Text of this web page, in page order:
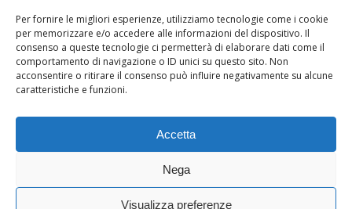
Per fornire le migliori esperienze, utilizziamo tecnologie come i cookie
per memorizzare e/o accedere alle informazioni del dispositivo. Il
consenso a queste tecnologie ci permetterà di elaborare dati come il
comportamento di navigazione o ID unici su questo sito. Non
acconsentire o ritirare il consenso può influire negativamente su alcune
caratteristiche e funzioni.
Accetta
Nega
Visualizza preferenze